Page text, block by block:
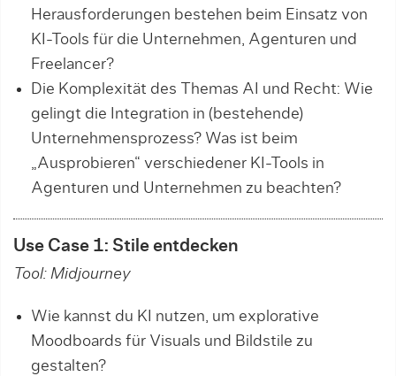
Herausforderungen bestehen beim Einsatz von
KI-Tools für die Unternehmen, Agenturen und
Freelancer?
Die Komplexität des Themas AI und Recht: Wie
gelingt die Integration in (bestehende)
Unternehmensprozess? Was ist beim
„Ausprobieren“ verschiedener KI-Tools in
Agenturen und Unternehmen zu beachten?
Use Case 1: Stile entdecken
Tool: Midjourney
Wie kannst du KI nutzen, um explorative
Moodboards für Visuals und Bildstile zu
gestalten?